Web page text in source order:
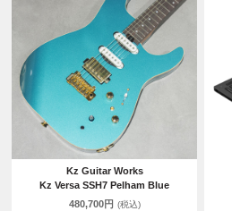
Kz Guitar Works
Kz Versa SSH7 Pelham Blue
480,700円 (税込)